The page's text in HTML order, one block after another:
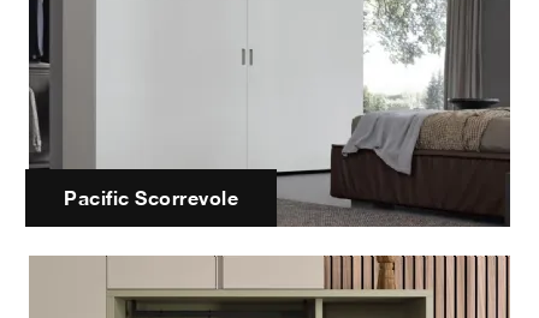
Pacific Scorrevole